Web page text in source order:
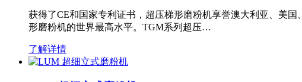
获得了CE和国家专利证书，超压梯形磨粉机享誉澳大利亚、美
形磨粉机的世界最高水平。TGM系列超压…
了解详情